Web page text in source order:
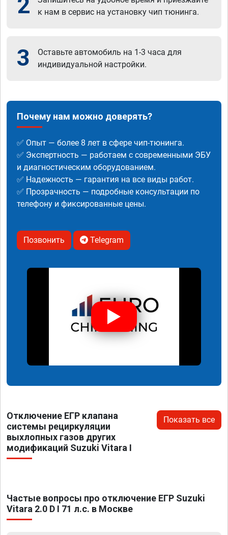
к нам в сервис на установку чип тюнинга.
3
Оставьте автомобиль на 1-3 часа для
индивидуальной настройки.
Почему нам можно доверять?
✅ Опыт — более 8 лет в сфере чип-тюнинга.
✅ Экспертность — работаем с современными ЭБУ
и диагностическим оборудованием.
✅ Надежность — гарантия на все виды работ.
✅ Прозрачность — подробные консультации по
телефону и фиксированные цены.
Позвонить Telegram
Отключение ЕГР клапана
системы рециркуляции
выхлопных газов других
модификаций Suzuki Vitara I
Показать все
Частые вопросы про отключение ЕГР Suzuki
Vitara 2.0 D I 71 л.с. в Москве